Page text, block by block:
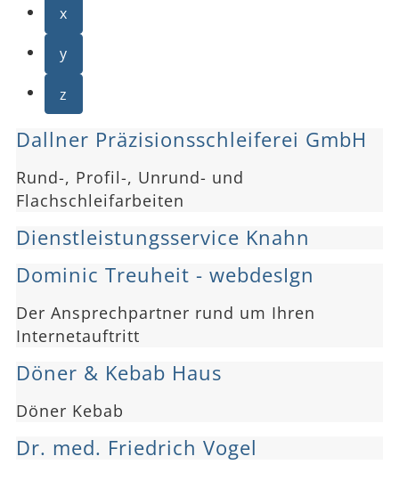
x
y
z
Dallner Präzisionsschleiferei GmbH
Rund-, Profil-, Unrund- und
Flachschleifarbeiten
Dienstleistungsservice Knahn
Dominic Treuheit - webdesIgn
Der Ansprechpartner rund um Ihren
Internetauftritt
Döner & Kebab Haus
Döner Kebab
Dr. med. Friedrich Vogel